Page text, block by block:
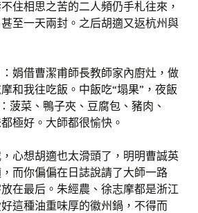
住相思之苦的二人頻仍手札往來，
至一天兩封。之后胡適又返杭州與
：娟借曹潔甫師長教師家內廚灶，做
和我往吃飯。中飯吃“塌果”，夜飯
菠菜、鴨子夾、豆腐包、豬肉、
極好。大師都很愉快。
心想胡適也太滑頭了，明明曹誠英
而你偏偏在日誌說請了大師一路
在最后。朱經農、徐志摩都是浙江
這種油重味厚的徽州鍋，不得而